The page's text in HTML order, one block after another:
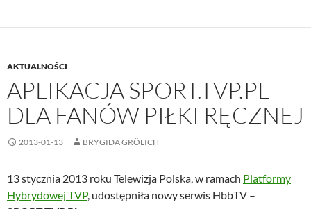
AKTUALNOŚCI
APLIKACJA SPORT.TVP.PL
DLA FANÓW PIŁKI RĘCZNEJ
2013-01-13 BRYGIDA GRÖLICH
13 stycznia 2013 roku Telewizja Polska, w ramach Platformy
Hybrydowej TVP, udostępniła nowy serwis HbbTV –